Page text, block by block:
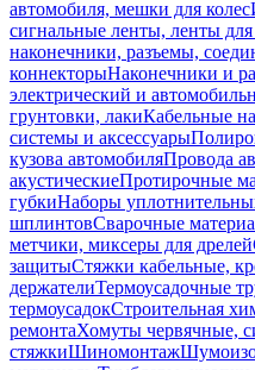
автомобиля, мешки для колес
сигнальные ленты, ленты
наконечники, разъемы,
коннекторыНаконечники и
электрический и
грунтовки, лакиКабельные
системы и аксессуары
кузова автомобиляПровода
акустическиеПротирочные
губкиНаборы
шплинтовСварочные
метчики, миксеры для дрелей
защитыСтяжки кабельные,
держателиТермоусадочные
термоусадокСтроительная
ремонтаХомуты червячные,
стяжкиШиномонтаж